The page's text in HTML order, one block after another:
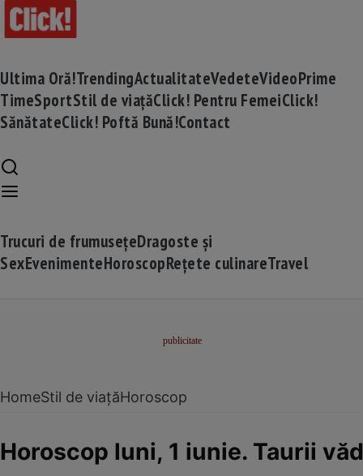
Ultima Oră!TrendingActualitateVedeteVideoPrime
TimeSportStil de viațăClick! Pentru FemeiClick!
SănătateClick! Poftă Bună!Contact
Trucuri de frumusețeDragoste și
SexEvenimenteHoroscopRețete culinareTravel
HomeStil de viațăHoroscop
Horoscop luni, 1 iunie. Taurii